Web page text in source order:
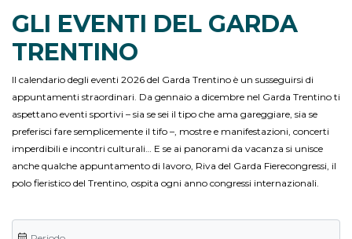
GLI EVENTI DEL GARDA
TRENTINO
Il calendario degli eventi 2026 del Garda Trentino è un susseguirsi di
appuntamenti straordinari. Da gennaio a dicembre nel Garda Trentino ti
aspettano eventi sportivi – sia se sei il tipo che ama gareggiare, sia se
preferisci fare semplicemente il tifo –, mostre e manifestazioni, concerti
imperdibili e incontri culturali… E se ai panorami da vacanza si unisce
anche qualche appuntamento di lavoro, Riva del Garda Fierecongressi, il
polo fieristico del Trentino, ospita ogni anno congressi internazionali.